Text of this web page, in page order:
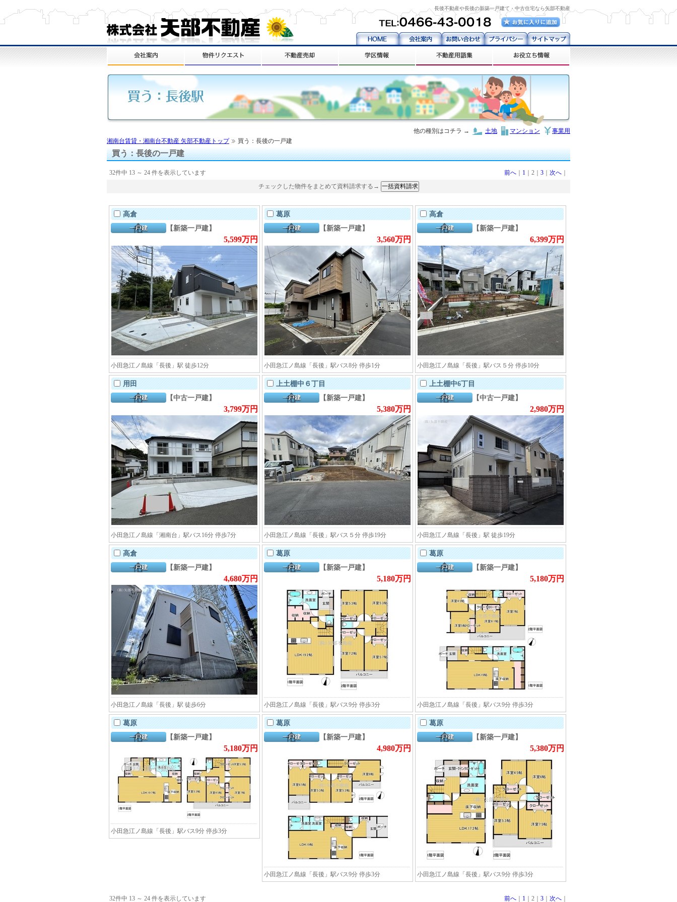
長後不動産や長後の新築一戸建て・中古住宅なら矢部不動産
事業用
マンション
土地
他の種別はコチラ →
湘南台賃貸・湘南台不動産 矢部不動産トップ
買う：長後の一戸建
買う：長後の一戸建
32件中 13 ～ 24 件を表示しています 前へ 1 ｜2｜ 3 次へ
チェックした物件をまとめて資料請求する→
高倉
【新築一戸建】
5,599万円
小田急江ノ島線「長後」駅 徒歩12分
葛原
【新築一戸建】
3,560万円
小田急江ノ島線「長後」駅バス8分 停歩1分
高倉
【新築一戸建】
6,399万円
小田急江ノ島線「長後」駅バス５分 停歩10分
用田
【中古一戸建】
3,799万円
小田急江ノ島線「湘南台」駅バス16分 停歩7分
上土棚中６丁目
【新築一戸建】
5,380万円
小田急江ノ島線「長後」駅バス５分 停歩19分
上土棚中6丁目
【中古一戸建】
2,980万円
小田急江ノ島線「長後」駅 徒歩19分
高倉
【新築一戸建】
4,680万円
小田急江ノ島線「長後」駅 徒歩6分
葛原
【新築一戸建】
5,180万円
小田急江ノ島線「長後」駅バス9分 停歩3分
葛原
【新築一戸建】
5,180万円
小田急江ノ島線「長後」駅バス9分 停歩3分
葛原
【新築一戸建】
5,180万円
小田急江ノ島線「長後」駅バス9分 停歩3分
葛原
【新築一戸建】
4,980万円
小田急江ノ島線「長後」駅バス9分 停歩3分
葛原
【新築一戸建】
5,380万円
小田急江ノ島線「長後」駅バス9分 停歩3分
32件中 13 ～ 24 件を表示しています 前へ 1 ｜2｜ 3 次へ